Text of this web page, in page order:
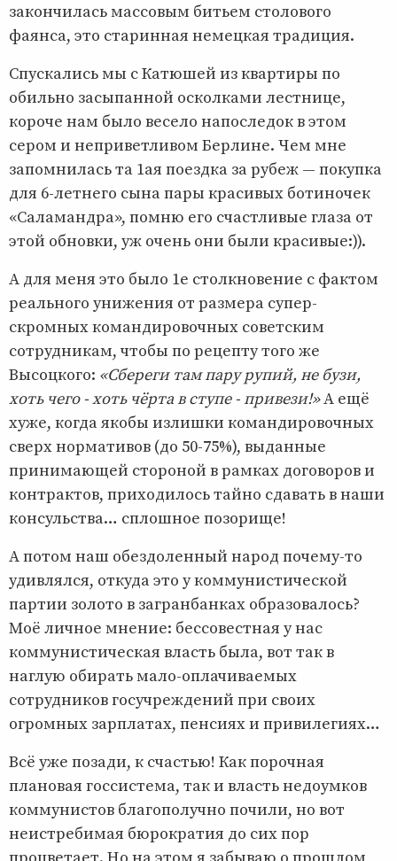
закончилась массовым битьем столового
фаянса, это старинная немецкая традиция.
Спускались мы с Катюшей из квартиры по
обильно засыпанной осколками лестнице,
короче нам было весело напоследок в этом
сером и неприветливом Берлине. Чем мне
запомнилась та 1ая поездка за рубеж — покупка
для 6-летнего сына пары красивых ботиночек
«Саламандра», помню его счастливые глаза от
этой обновки, уж очень они были красивые:)).
А для меня это было 1е столкновение с фактом
реального унижения от размера супер-
скромных командировочных советским
сотрудникам, чтобы по рецепту того же
Высоцкого: «Сбереги там пару рупий, не бузи,
хоть чего - хоть чёрта в ступе - привези!»А ещё
хуже, когда якобы излишки командировочных
сверх нормативов (до 50-75%), выданные
принимающей стороной в рамках договоров и
контрактов, приходилось тайно сдавать в наши
консульства… сплошное позорище!
А потом наш обездоленный народ почему-то
удивлялся, откуда это у коммунистической
партии золото в загранбанках образовалось?
Моё личное мнение: бессовестная у нас
коммунистическая власть была, вот так в
наглую обирать мало-оплачиваемых
сотрудников госучреждений при своих
огромных зарплатах, пенсиях и привилегиях…
Всё уже позади, к счастью! Как порочная
плановая госсистема, так и власть недоумков
коммунистов благополучно почили, но вот
неистребимая бюрократия до сих пор